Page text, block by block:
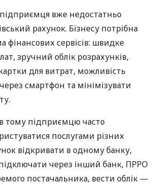
вже недостатньо
рахунок. Бізнесу потрібна
фінансових сервісів: швидке
зручний облік розрахунків,
для витрат, можливість
смартфон та мінімізувати
тому підприємцю часто
послугами різних
відкривати в одному банку,
через інший банк, ПРРО
постачальника, вести облік —